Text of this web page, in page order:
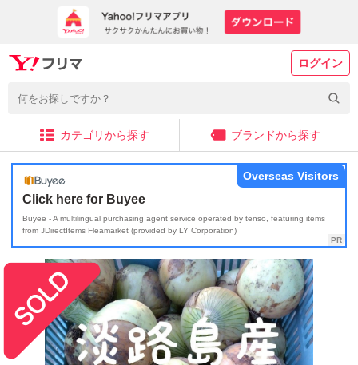
ログイン
カテゴリから探す ブランドから探す
Click here for Buyee
Buyee - A multilingual purchasing agent service operated by tenso, featuring items
from JDirectItems Fleamarket (provided by LY Corporation)
Overseas Visitors